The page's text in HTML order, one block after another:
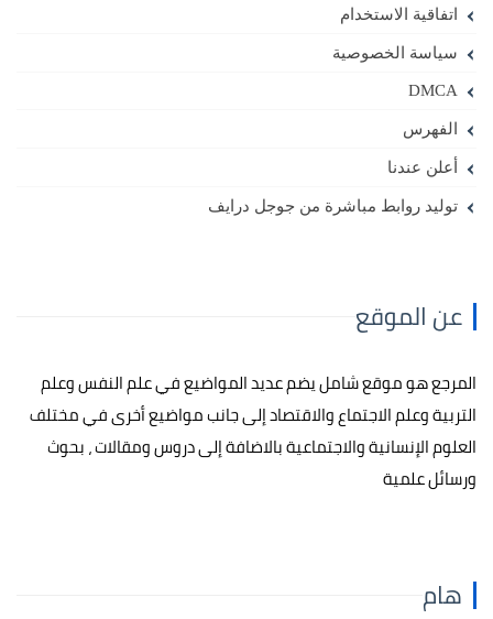
اتفاقية الاستخدام
سياسة الخصوصية
DMCA
الفهرس
أعلن عندنا
توليد روابط مباشرة من جوجل درايف
عن الموقع
المرجع هو موقع شامل يضم عديد المواضيع في علم النفس وعلم
التربية وعلم الاجتماع والاقتصاد إلى جانب مواضيع أخرى في مختلف
العلوم الإنسانية والاجتماعية بالاضافة إلى دروس ومقالات ، بحوث
ورسائل علمية
هام